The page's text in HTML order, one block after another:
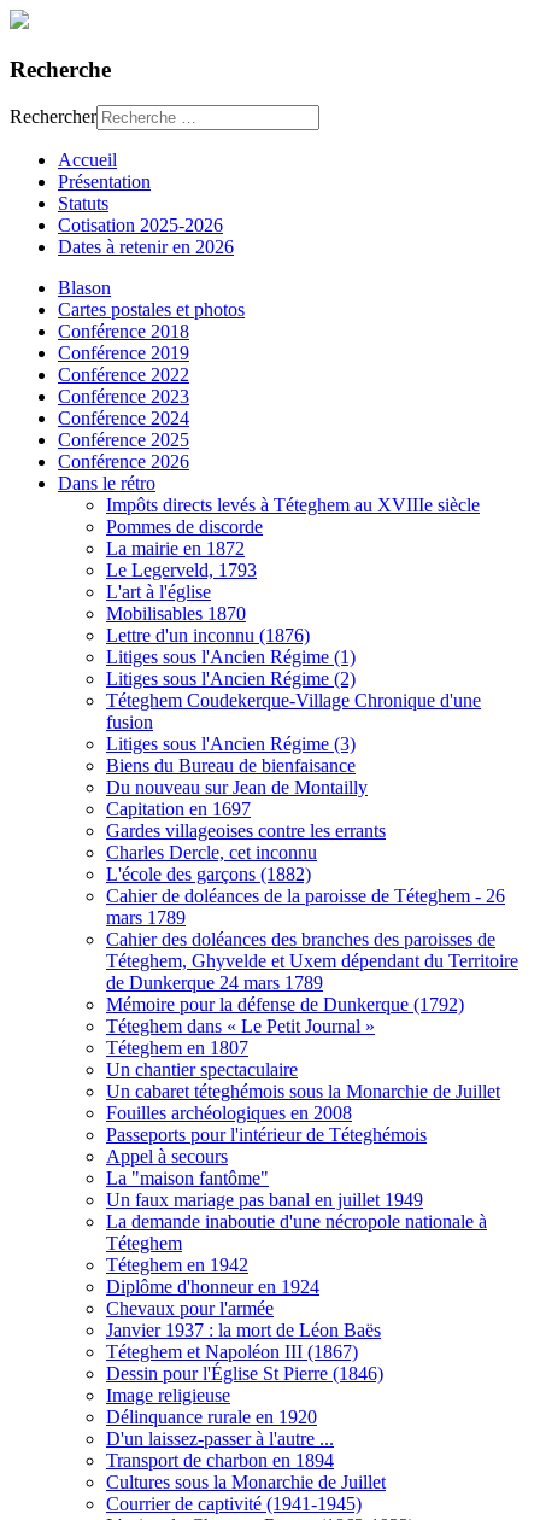
Recherche
Rechercher
Accueil
Présentation
Statuts
Cotisation 2025-2026
Dates à retenir en 2026
Blason
Cartes postales et photos
Conférence 2018
Conférence 2019
Conférence 2022
Conférence 2023
Conférence 2024
Conférence 2025
Conférence 2026
Dans le rétro
Impôts directs levés à Téteghem au XVIIIe siècle
Pommes de discorde
La mairie en 1872
Le Legerveld, 1793
L'art à l'église
Mobilisables 1870
Lettre d'un inconnu (1876)
Litiges sous l'Ancien Régime (1)
Litiges sous l'Ancien Régime (2)
Téteghem Coudekerque-Village Chronique d'une
fusion
Litiges sous l'Ancien Régime (3)
Biens du Bureau de bienfaisance
Du nouveau sur Jean de Montailly
Capitation en 1697
Gardes villageoises contre les errants
Charles Dercle, cet inconnu
L'école des garçons (1882)
Cahier de doléances de la paroisse de Téteghem - 26
mars 1789
Cahier des doléances des branches des paroisses de
Téteghem, Ghyvelde et Uxem dépendant du Territoire
de Dunkerque 24 mars 1789
Mémoire pour la défense de Dunkerque (1792)
Téteghem dans « Le Petit Journal »
Téteghem en 1807
Un chantier spectaculaire
Un cabaret téteghémois sous la Monarchie de Juillet
Fouilles archéologiques en 2008
Passeports pour l'intérieur de Téteghémois
Appel à secours
La "maison fantôme"
Un faux mariage pas banal en juillet 1949
La demande inaboutie d'une nécropole nationale à
Téteghem
Téteghem en 1942
Diplôme d'honneur en 1924
Chevaux pour l'armée
Janvier 1937 : la mort de Léon Baës
Téteghem et Napoléon III (1867)
Dessin pour l'Église St Pierre (1846)
Image religieuse
Délinquance rurale en 1920
D'un laissez-passer à l'autre ...
Transport de charbon en 1894
Cultures sous la Monarchie de Juillet
Courrier de captivité (1941-1945)